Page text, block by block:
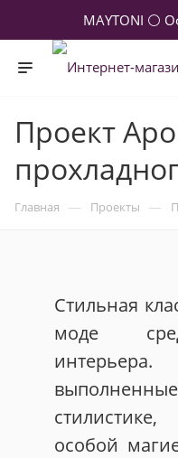
MAYTONI ⚪
Проект
Главная — Проекты —
Стильная
моде
особой